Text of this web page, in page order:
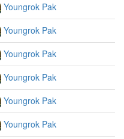
Youngrok Pak
Youngrok Pak
Youngrok Pak
Youngrok Pak
Youngrok Pak
Youngrok Pak